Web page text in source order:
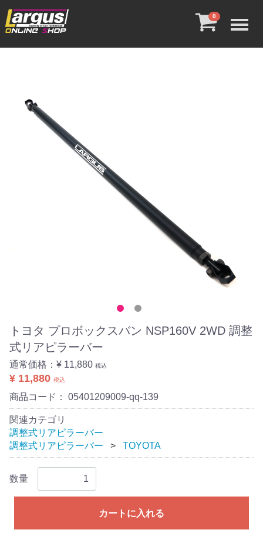
0
トヨタ プロボックスバン NSP160V 2WD 調整
式リアピラーバー
通常価格： ¥ 11,880 税込
¥ 11,880 税込
商品コード： 05401209009-qq-139
関連カテゴリ
調整式リアピラーバー
調整式リアピラーバー
TOYOTA
数量
カートに入れる